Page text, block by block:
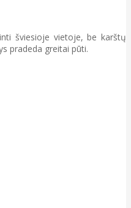
šviesioje vietoje, be karštų
pradeda greitai pūti.